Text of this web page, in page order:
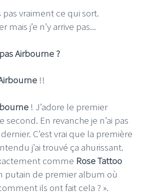
pas vraiment ce qui sort.
mais j’e n’y arrive pas...
Airbourne ?
!!
! J’adore le premier
En revanche je n’ai pas
C’est vrai que la première
j’ai trouvé ça ahurissant.
comme Rose Tattoo
putain de premier album où
ils ont fait cela ? ».